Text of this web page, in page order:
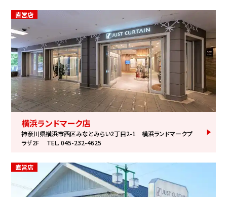
直営店
横浜ランドマーク店
神奈川県横浜市西区みなとみらい2丁目2-1 横浜ランドマークプ
ラザ2F
TEL. 045-232-4625
直営店